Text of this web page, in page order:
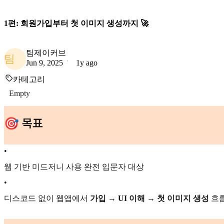
1편: 회원가입부터 첫 이미지 생성까지 🚀
팀
팀제이커브
Jun 9, 2025
1y ago
카테고리
Empty
🎯 목표
•
웹 기반 미드저니 사용 완전 입문자 대상
•
디스코드 없이 웹앱에서 가입 → UI 이해 → 첫 이미지 생성 흐